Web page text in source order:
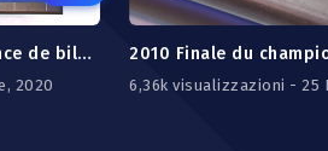
Finale du championnat de France de billard carambole - jeu du cadre 47/2
2020 6,36k visualizzazioni - 25